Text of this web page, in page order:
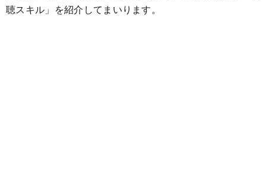
聴スキル」を紹介してまいります。